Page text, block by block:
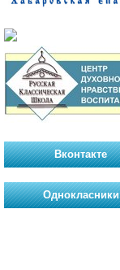
Вконтакте
Однокласники